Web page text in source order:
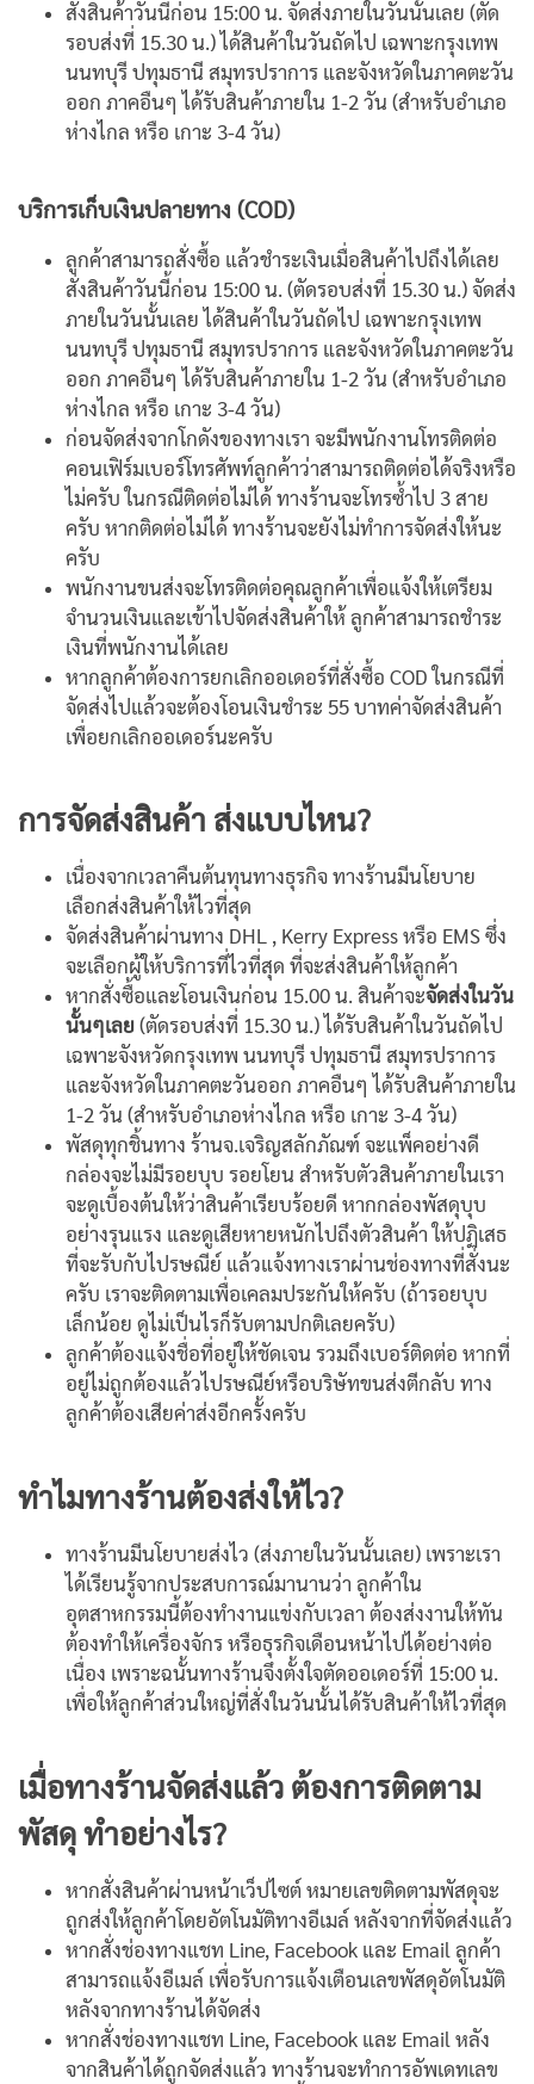
สั่งสินค้าวันนี้ก่อน 15:00 น. จัดส่งภายในวันนั้นเลย (ตัด
รอบส่งที่ 15.30 น.) ได้สินค้าในวันถัดไป เฉพาะกรุงเทพ
นนทบุรี ปทุมธานี สมุทรปราการ และจังหวัดในภาคตะวัน
ออก ภาคอืนๆ ได้รับสินค้าภายใน 1-2 วัน (สำหรับอำเภอ
ห่างไกล หรือ เกาะ 3-4 วัน)
บริการเก็บเงินปลายทาง (COD)
ลูกค้าสามารถสั่งซื้อ แล้วชำระเงินเมื่อสินค้าไปถึงได้เลย
สั่งสินค้าวันนี้ก่อน 15:00 น. (ตัดรอบส่งที่ 15.30 น.) จัดส่ง
ภายในวันนั้นเลย ได้สินค้าในวันถัดไป เฉพาะกรุงเทพ
นนทบุรี ปทุมธานี สมุทรปราการ และจังหวัดในภาคตะวัน
ออก ภาคอืนๆ ได้รับสินค้าภายใน 1-2 วัน (สำหรับอำเภอ
ห่างไกล หรือ เกาะ 3-4 วัน)
ก่อนจัดส่งจากโกดังของทางเรา จะมีพนักงานโทรติดต่อ
คอนเฟิร์มเบอร์โทรศัพท์ลูกค้าว่าสามารถติดต่อได้จริงหรือ
ไม่ครับ ในกรณีติดต่อไม่ได้ ทางร้านจะโทรซ้ำไป 3 สาย
ครับ หากติดต่อไม่ได้ ทางร้านจะยังไม่ทำการจัดส่งให้นะ
ครับ
พนักงานขนส่งจะโทรติดต่อคุณลูกค้าเพื่อแจ้งให้เตรียม
จำนวนเงินและเข้าไปจัดส่งสินค้าให้ ลูกค้าสามารถชำระ
เงินที่พนักงานได้เลย
หากลูกค้าต้องการยกเลิกออเดอร์ที่สั่งซื้อ COD ในกรณีที่
จัดส่งไปแล้วจะต้องโอนเงินชำระ 55 บาทค่าจัดส่งสินค้า
เพื่อยกเลิกออเดอร์นะครับ
การจัดส่งสินค้า ส่งแบบไหน?
เนื่องจากเวลาคืนต้นทุนทางธุรกิจ ทางร้านมีนโยบาย
เลือกส่งสินค้าให้ไวที่สุด
จัดส่งสินค้าผ่านทาง DHL , Kerry Express หรือ EMS ซึ่ง
จะเลือกผู้ให้บริการที่ไวที่สุด ที่จะส่งสินค้าให้ลูกค้า
หากสั่งซื้อและโอนเงินก่อน 15.00 น. สินค้าจะจัดส่งในวัน
นั้นๆเลย(ตัดรอบส่งที่ 15.30 น.) ได้รับสินค้าในวันถัดไป
เฉพาะจังหวัดกรุงเทพ นนทบุรี ปทุมธานี สมุทรปราการ
และจังหวัดในภาคตะวันออก ภาคอืนๆ ได้รับสินค้าภายใน
1-2 วัน (สำหรับอำเภอห่างไกล หรือ เกาะ 3-4 วัน)
พัสดุทุกชิ้นทาง ร้านจ.เจริญสลักภัณฑ์ จะแพ็คอย่างดี
กล่องจะไม่มีรอยบุบ รอยโยน สำหรับตัวสินค้าภายในเรา
จะดูเบื้องต้นให้ว่าสินค้าเรียบร้อยดี หากกล่องพัสดุบุบ
อย่างรุนแรง และดูเสียหายหนักไปถึงตัวสินค้า ให้ปฏิเสธ
ที่จะรับกับไปรษณีย์ แล้วแจ้งทางเราผ่านช่องทางที่สั่งนะ
ครับ เราจะติดตามเพื่อเคลมประกันให้ครับ (ถ้ารอยบุบ
เล็กน้อย ดูไม่เป็นไรก็รับตามปกติเลยครับ)
ลูกค้าต้องแจ้งชื่อที่อยู่ให้ชัดเจน รวมถึงเบอร์ติดต่อ หากที่
อยู่ไม่ถูกต้องแล้วไปรษณีย์หรือบริษัทขนส่งตีกลับ ทาง
ลูกค้าต้องเสียค่าส่งอีกครั้งครับ
ทำไมทางร้านต้องส่งให้ไว?
ทางร้านมีนโยบายส่งไว (ส่งภายในวันนั้นเลย) เพราะเรา
ได้เรียนรู้จากประสบการณ์มานานว่า ลูกค้าใน
อุตสาหกรรมนี้ต้องทำงานแข่งกับเวลา ต้องส่งงานให้ทัน
ต้องทำให้เครื่องจักร หรือธุรกิจเดือนหน้าไปได้อย่างต่อ
เนื่อง เพราะฉนั้นทางร้านจึงตั้งใจตัดออเดอร์ที่ 15:00 น.
เพื่อให้ลูกค้าส่วนใหญ่ที่สั่งในวันนั้นได้รับสินค้าให้ไวที่สุด
เมื่อทางร้านจัดส่งแล้ว ต้องการติดตาม
พัสดุ ทำอย่างไร?
หากสั่งสินค้าผ่านหน้าเว็ปไซต์ หมายเลขติดตามพัสดุจะ
ถูกส่งให้ลูกค้าโดยอัตโนมัติทางอีเมล์ หลังจากที่จัดส่งแล้ว
หากสั่งช่องทางแชท Line, Facebook และ Email ลูกค้า
สามารถแจ้งอีเมล์ เพื่อรับการแจ้งเตือนเลขพัสดุอัตโนมัติ
หลังจากทางร้านได้จัดส่ง
หากสั่งช่องทางแชท Line, Facebook และ Email หลัง
จากสินค้าได้ถูกจัดส่งแล้ว ทางร้านจะทำการอัพเดทเลข